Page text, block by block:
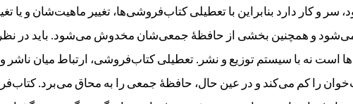
و کار دارد بنابراین با تعطیلی کتاب‌فروشی‌ها، تغییر ماهیت‌شان و یا
می‌شود و همچنین بخشی از حافظۀ جمعی‌‌شان مخدوش می‌شود. باید در
است نه با سیستم توزیع و نشر. تعطیلی کتاب‌فروشی، ارتباط میان ناشر
را کم می‌کند و در عین حال، حافظۀ جمعی را به محاق می‌برد.